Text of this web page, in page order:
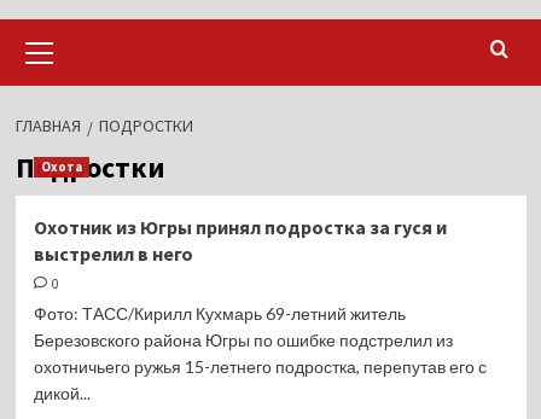
меню
ГЛАВНАЯ ПОДРОСТКИ
Подростки
Охота
Охотник из Югры принял подростка за гуся и
выстрелил в него
0
Фото: ТАСС/Кирилл Кухмарь 69-летний житель
Березовского района Югры по ошибке подстрелил из
охотничьего ружья 15-летнего подростка, перепутав его с
дикой...